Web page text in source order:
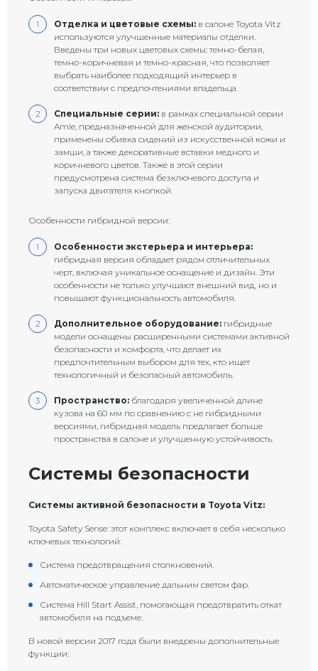
Отделка и цветовые схемы: в салоне Toyota Vitz
используются улучшенные материалы отделки.
Введены три новых цветовых схемы: темно-белая,
темно-коричневая и темно-красная, что позволяет
выбрать наиболее подходящий интерьер в
соответствии с предпочтениями владельца.
Специальные серии: в рамках специальной серии
Amie, предназначенной для женской аудитории,
применены обивка сидений из искусственной кожи и
замши, а также декоративные вставки медного и
коричневого цветов. Также в этой серии
предусмотрена система безключевого доступа и
запуска двигателя кнопкой.
Особенности гибридной версии:
Особенности экстерьера и интерьера:
гибридная версия обладает рядом отличительных
черт, включая уникальное оснащение и дизайн. Эти
особенности не только улучшают внешний вид, но и
повышают функциональность автомобиля.
Дополнительное оборудование: гибридные
модели оснащены расширенными системами активной
безопасности и комфорта, что делает их
предпочтительным выбором для тех, кто ищет
технологичный и безопасный автомобиль.
Пространство: благодаря увеличенной длине
кузова на 60 мм по сравнению с не гибридными
версиями, гибридная модель предлагает больше
пространства в салоне и улучшенную устойчивость.
Системы безопасности
Системы активной безопасности в Toyota Vitz:
Toyota Safety Sense: этот комплекс включает в себя несколько
ключевых технологий:
Система предотвращения столкновений.
Автоматическое управление дальним светом фар.
Система Hill Start Assist, помогающая предотвратить откат
автомобиля на подъеме.
В новой версии 2017 года были внедрены дополнительные
функции: